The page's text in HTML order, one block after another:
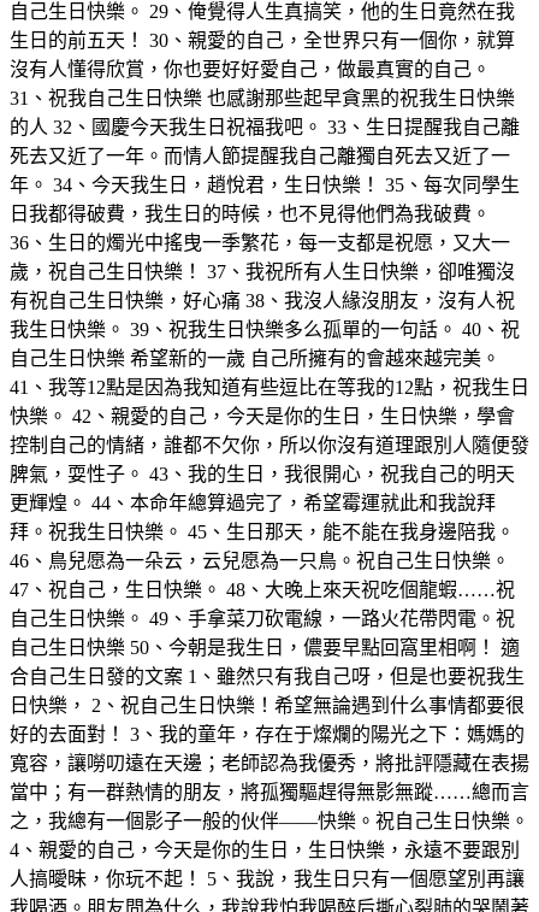
自己生日快樂。 29、俺覺得人生真搞笑，他的生日竟然在我
生日的前五天！ 30、親愛的自己，全世界只有一個你，就算
沒有人懂得欣賞，你也要好好愛自己，做最真實的自己。
31、祝我自己生日快樂 也感謝那些起早貪黑的祝我生日快樂
的人 32、國慶今天我生日祝福我吧。 33、生日提醒我自己離
死去又近了一年。而情人節提醒我自己離獨自死去又近了一
年。 34、今天我生日，趙悅君，生日快樂！ 35、每次同學生
日我都得破費，我生日的時候，也不見得他們為我破費。
36、生日的燭光中搖曳一季繁花，每一支都是祝愿，又大一
歲，祝自己生日快樂！ 37、我祝所有人生日快樂，卻唯獨沒
有祝自己生日快樂，好心痛 38、我沒人緣沒朋友，沒有人祝
我生日快樂。 39、祝我生日快樂多么孤單的一句話。 40、祝
自己生日快樂 希望新的一歲 自己所擁有的會越來越完美。
41、我等12點是因為我知道有些逗比在等我的12點，祝我生日
快樂。 42、親愛的自己，今天是你的生日，生日快樂，學會
控制自己的情緒，誰都不欠你，所以你沒有道理跟別人隨便發
脾氣，耍性子。 43、我的生日，我很開心，祝我自己的明天
更輝煌。 44、本命年總算過完了，希望霉運就此和我說拜
拜。祝我生日快樂。 45、生日那天，能不能在我身邊陪我。
46、鳥兒愿為一朵云，云兒愿為一只鳥。祝自己生日快樂。
47、祝自己，生日快樂。 48、大晚上來天祝吃個龍蝦……祝
自己生日快樂。 49、手拿菜刀砍電線，一路火花帶閃電。祝
自己生日快樂 50、今朝是我生日，儂要早點回窩里相啊！ 適
合自己生日發的文案 1、雖然只有我自己呀，但是也要祝我生
日快樂， 2、祝自己生日快樂！希望無論遇到什么事情都要很
好的去面對！ 3、我的童年，存在于燦爛的陽光之下：媽媽的
寬容，讓嘮叨遠在天邊；老師認為我優秀，將批評隱藏在表揚
當中；有一群熱情的朋友，將孤獨驅趕得無影無蹤……總而言
之，我總有一個影子一般的伙伴——快樂。祝自己生日快樂。
4、親愛的自己，今天是你的生日，生日快樂，永遠不要跟別
人搞曖昧，你玩不起！ 5、我說，我生日只有一個愿望別再讓